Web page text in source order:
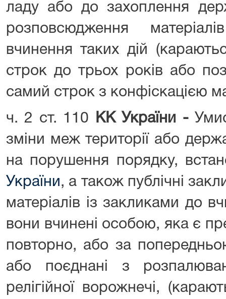
ладу або до захоплення
розповсюдження
вчинення таких дій
строк до трьох років або
самий строк з конфіскацією
ч. 2 ст. 110
КК України -
зміни меж території або
на порушення порядку,
України, а також публічні
матеріалів із закликами до
вони вчинені особою, яка є
повторно, або за
або поєднані з
релігійної ворожнечі,